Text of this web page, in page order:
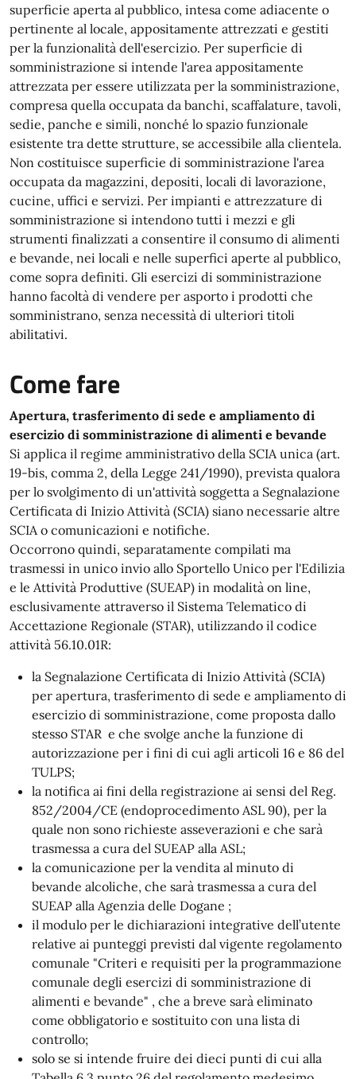
superficie aperta al pubblico, intesa come adiacente o
pertinente al locale, appositamente attrezzati e gestiti
per la funzionalità dell'esercizio. Per superficie di
somministrazione si intende l'area appositamente
attrezzata per essere utilizzata per la somministrazione,
compresa quella occupata da banchi, scaffalature, tavoli,
sedie, panche e simili, nonché lo spazio funzionale
esistente tra dette strutture, se accessibile alla clientela.
Non costituisce superficie di somministrazione l'area
occupata da magazzini, depositi, locali di lavorazione,
cucine, uffici e servizi. Per impianti e attrezzature di
somministrazione si intendono tutti i mezzi e gli
strumenti finalizzati a consentire il consumo di alimenti
e bevande, nei locali e nelle superfici aperte al pubblico,
come sopra definiti. Gli esercizi di somministrazione
hanno facoltà di vendere per asporto i prodotti che
somministrano, senza necessità di ulteriori titoli
abilitativi.
Come fare
Apertura, trasferimento di sede e ampliamento di
esercizio di somministrazione di alimenti e bevande
Si applica il regime amministrativo della SCIA unica (art.
19-bis, comma 2, della Legge 241/1990), prevista qualora
per lo svolgimento di un'attività soggetta a Segnalazione
Certificata di Inizio Attività (SCIA) siano necessarie altre
SCIA o comunicazioni e notifiche.
Occorrono quindi, separatamente compilati ma
trasmessi in unico invio allo Sportello Unico per l'Edilizia
e le Attività Produttive (SUEAP) in modalità on line,
esclusivamente attraverso il Sistema Telematico di
Accettazione Regionale (STAR), utilizzando il codice
attività 56.10.01R:
la Segnalazione Certificata di Inizio Attività (SCIA)
per apertura, trasferimento di sede e ampliamento di
esercizio di somministrazione, come proposta dallo
stesso STAR e che svolge anche la funzione di
autorizzazione per i fini di cui agli articoli 16 e 86 del
TULPS;
la notifica ai fini della registrazione ai sensi del Reg.
852/2004/CE (endoprocedimento ASL 90), per la
quale non sono richieste asseverazioni e che sarà
trasmessa a cura del SUEAP alla ASL;
la comunicazione per la vendita al minuto di
bevande alcoliche, che sarà trasmessa a cura del
SUEAP alla Agenzia delle Dogane ;
il modulo per le dichiarazioni integrative dell’utente
relative ai punteggi previsti dal vigente regolamento
comunale "Criteri e requisiti per la programmazione
comunale degli esercizi di somministrazione di
alimenti e bevande" , che a breve sarà eliminato
come obbligatorio e sostituito con una lista di
controllo;
solo se si intende fruire dei dieci punti di cui alla